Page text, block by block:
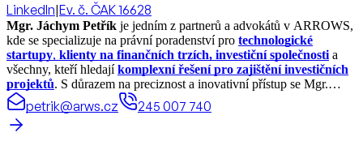
LinkedIn|Ev. č. ČAK 16628
Mgr. Jáchym Petřík je jedním z partnerů a advokátů v ARROWS,
kde se specializuje na právní poradenství pro technologické
startupy, klienty na finančních trzích, investiční společnosti a
všechny, kteří hledajíkomplexní řešení pro zajištění investičních
projektů. S důrazem na preciznost a inovativní přístup se Mgr.
Petřík zaměřuje nejen na právní aspekt, ale i na zajištění optimálních
podmínek pro financování, což je klíčové pro úspěch každého
projektu.
petrik@arws.cz 245 007 740